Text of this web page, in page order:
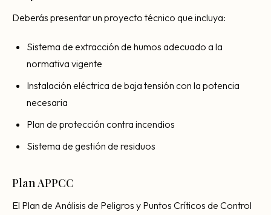
Deberás presentar un proyecto técnico que incluya:
Sistema de extracción de humos adecuado a la
normativa vigente
Instalación eléctrica de baja tensión con la potencia
necesaria
Plan de protección contra incendios
Sistema de gestión de residuos
Plan APPCC
El Plan de Análisis de Peligros y Puntos Críticos de Control